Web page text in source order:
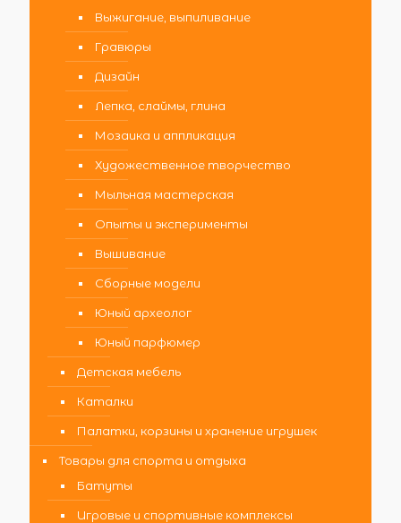
Выжигание, выпиливание
Гравюры
Дизайн
Лепка, слаймы, глина
Мозаика и аппликация
Художественное творчество
Мыльная мастерская
Опыты и эксперименты
Вышивание
Сборные модели
Юный археолог
Юный парфюмер
Детская мебель
Каталки
Палатки, корзины и хранение игрушек
Товары для спорта и отдыха
Батуты
Игровые и спортивные комплексы